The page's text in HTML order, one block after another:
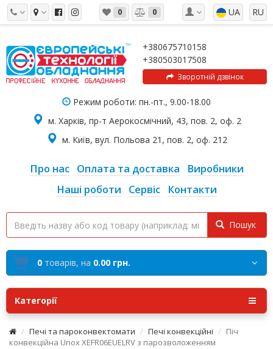
RU
UA
0 0
+380675710158
+380503017508
Зворотній дзвінок
Режим роботи: пн.-пт., 9.00-18.00
м. Харків, пр-т Аерокосмічний, 43, пов. 2, оф. 2
м. Київ, вул. Польова 21, пов. 2, оф. 212
Про нас Оплата та доставка
Виробники
Наші роботи
Сервіс Контакти
Пошук
0 товарів, на 0.00 грн.
Категорії
Печі та пароконвектомати Печі конвекційні
Піч
конвекційна Unox XEFR06EUELRV з парозволоженням